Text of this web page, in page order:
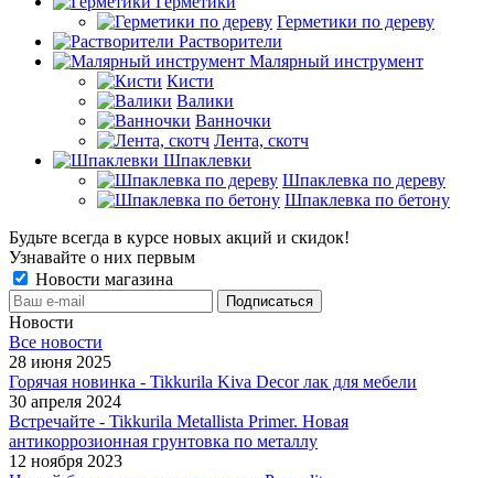
Герметики по дереву
Растворители
Малярный инструмент
Кисти
Валики
Ванночки
Лента, скотч
Шпаклевки
Шпаклевка по дереву
Шпаклевка по бетону
Будьте всегда в курсе новых акций и скидок!
Узнавайте о них первым
Новости магазина
Новости
Все новости
28 июня 2025
Горячая новинка - Tikkurila Kiva Decor лак для мебели
30 апреля 2024
Встречайте - Tikkurila Metallista Primer. Новая
антикоррозионная грунтовка по металлу
12 ноября 2023